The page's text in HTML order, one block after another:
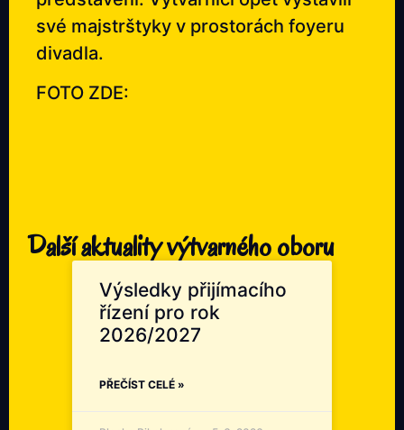
své majstrštyky v prostorách foyeru
divadla.
FOTO ZDE:
Další aktuality výtvarného oboru
Výsledky přijímacího
řízení pro rok
2026/2027
PŘEČÍST CELÉ »